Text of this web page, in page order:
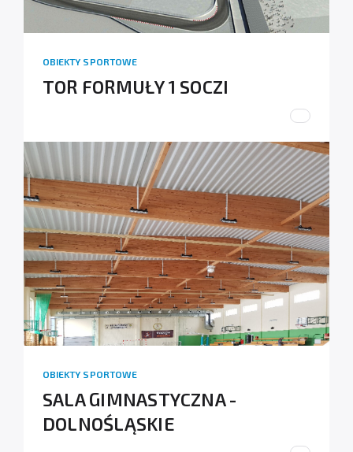
OBIEKTY SPORTOWE
TOR FORMUŁY 1 SOCZI
OBIEKTY SPORTOWE
SALA GIMNASTYCZNA -
DOLNOŚLĄSKIE